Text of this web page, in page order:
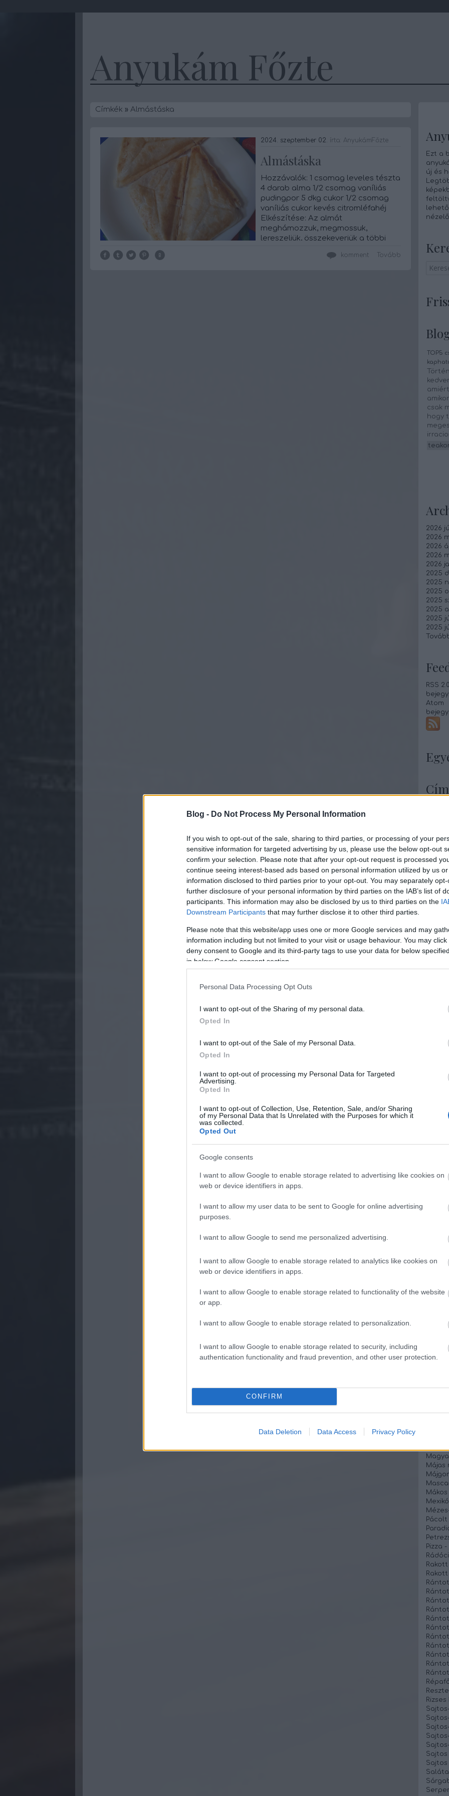
Blog - Do Not Process My Personal Information
If you wish to opt-out of the sale, sharing to third parties, or processing of your
sensitive information for targeted advertising by us, please use the below opt-out
confirm your selection. Please note that after your opt-out request is processed
continue seeing interest-based ads based on personal information utilized by us
information disclosed to third parties prior to your opt-out. You may separately
further disclosure of your personal information by third parties on the IAB’s list of
participants. This information may also be disclosed by us to third parties on the
Downstream Participants that may further disclose it to other third parties.
Please note that this website/app uses one or more Google services and may
information including but not limited to your visit or usage behaviour. You may
deny consent to Google and its third-party tags to use your data for below
in below Google consent section.
Personal Data Processing Opt Outs
I want to opt-out of the Sharing of my personal data.
Opted In
I want to opt-out of the Sale of my Personal Data.
Opted In
I want to opt-out of processing my Personal Data for Targeted
Advertising.
Opted In
I want to opt-out of Collection, Use, Retention, Sale, and/or Sharing
of my Personal Data that Is Unrelated with the Purposes for which it
was collected.
Opted Out
Google consents
I want to allow Google to enable storage related to advertising like cookies on
web or device identifiers in apps.
I want to allow my user data to be sent to Google for online advertising
purposes.
I want to allow Google to send me personalized advertising.
I want to allow Google to enable storage related to analytics like cookies on
web or device identifiers in apps.
I want to allow Google to enable storage related to functionality of the website
or app.
I want to allow Google to enable storage related to personalization.
I want to allow Google to enable storage related to security, including
authentication functionality and fraud prevention, and other user protection.
CONFIRM
Data Deletion Data Access Privacy Policy
Anyukám Főzte
Címkék » Almástáska
2024. szeptember 02. írta: AnyukámFőzte
Almástáska
Hozzávalók: 1 csomag leveles tészta
4 darab alma 1/2 csomag vaníliás
pudingpor 5 dkg cukor 1/2 csomag
vaníliás cukor kevés citromléfahéj
Elkészítése: Az almát
meghámozzuk, megmossuk,
lereszeljük, összekeverjük a többi
leveles tésztát kinyújtjuk -
Tovább
komment
Ezt a
új és
TOP5
csak
hogy
2026
2026
2026
2026
2026
2025
2025
2025
2025
2025
2025
2025
RSS 2.0
Atom
Gofri
Lecsó
Májas
Pizza
Rakott
Sajtos